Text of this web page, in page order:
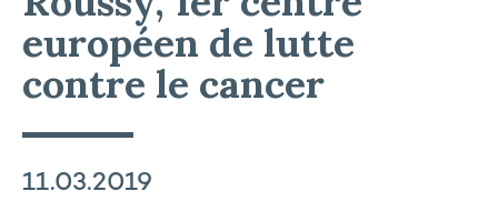
européen de lutte
contre le cancer
11.03.2019